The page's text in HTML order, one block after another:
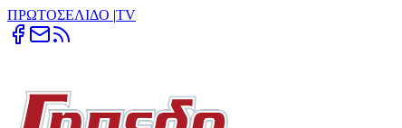
ΠΡΩΤΟΣΕΛΙΔΟ |TV